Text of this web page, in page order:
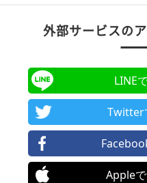
外部サービスの
LINE
Twitter
Apple